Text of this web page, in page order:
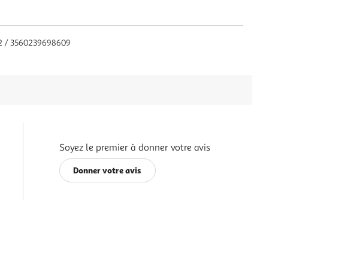
/ 3560239698609
Soyez le premier à donner votre avis
Donner votre avis